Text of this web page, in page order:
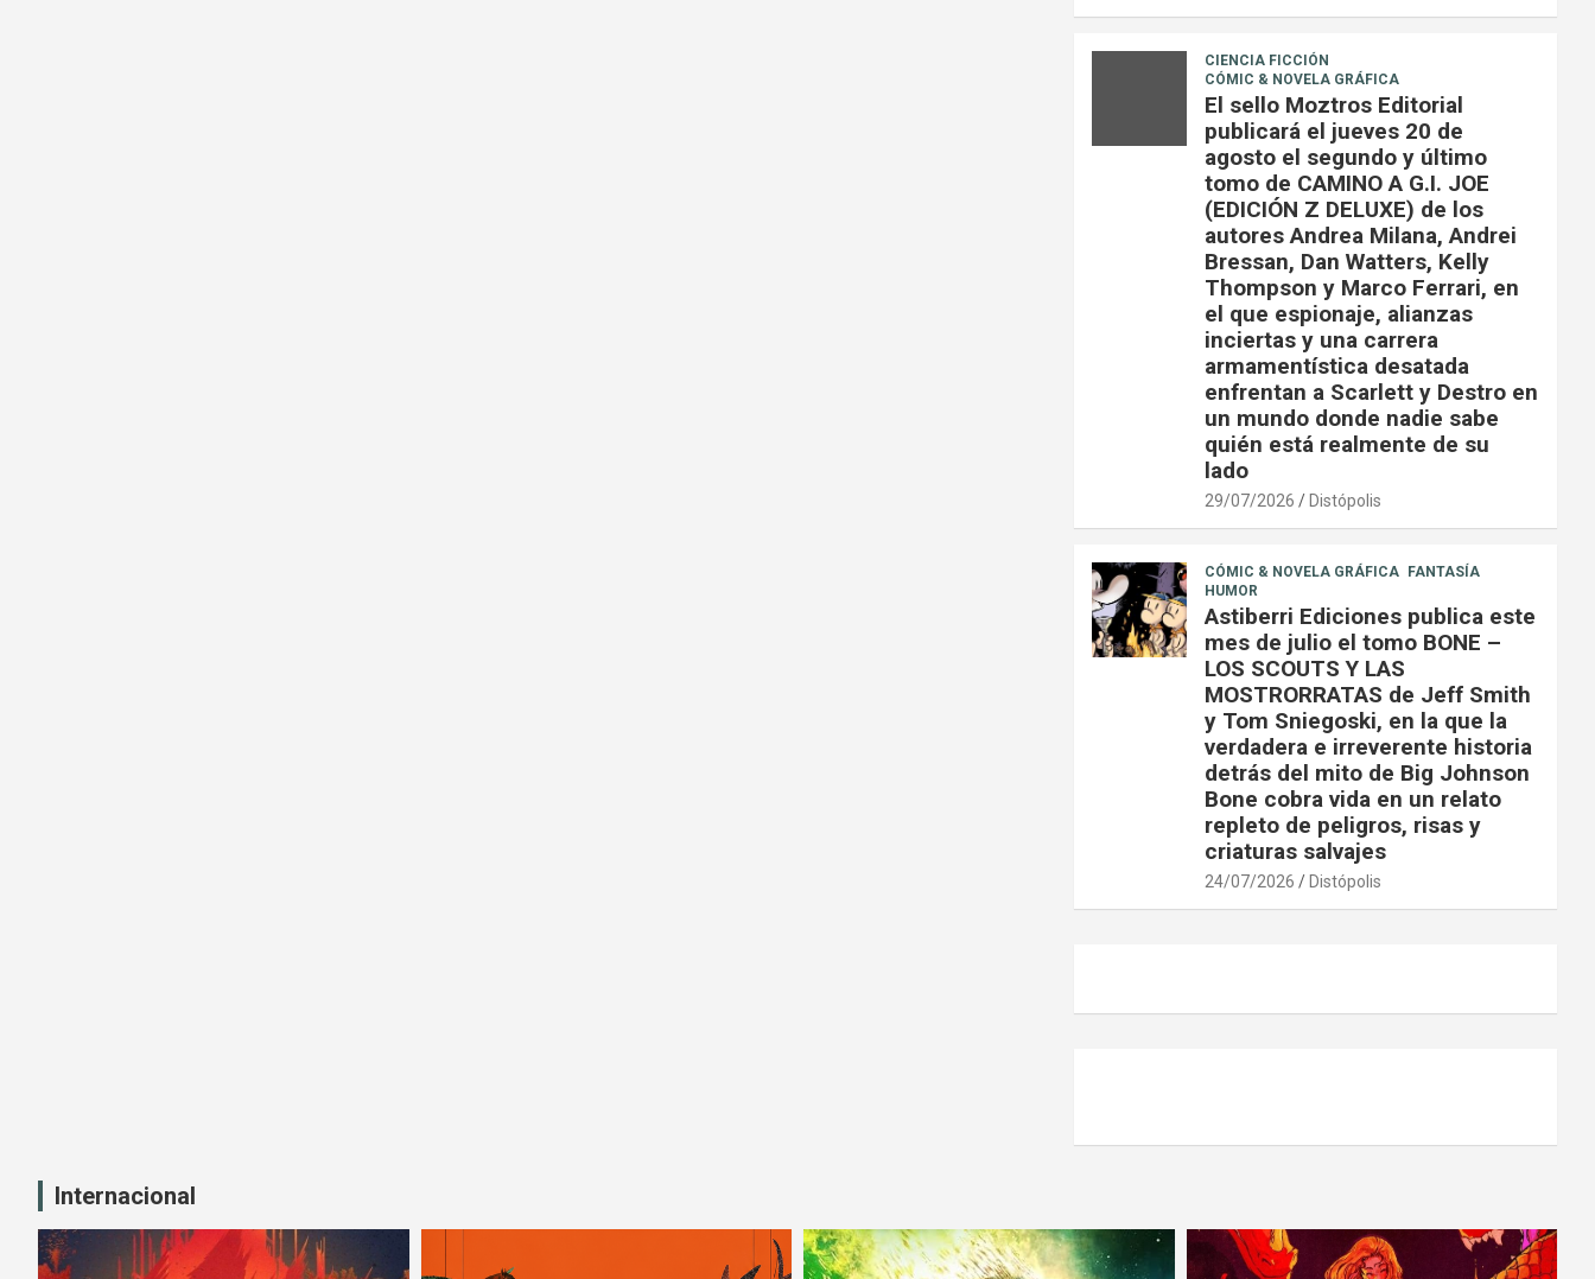
CIENCIA FICCIÓN
CÓMIC & NOVELA GRÁFICA
El sello Moztros Editorial
publicará el jueves 20 de
agosto el segundo y último
tomo de CAMINO A G.I. JOE
(EDICIÓN Z DELUXE) de los
autores Andrea Milana, Andrei
Bressan, Dan Watters, Kelly
Thompson y Marco Ferrari, en
el que espionaje, alianzas
inciertas y una carrera
armamentística desatada
enfrentan a Scarlett y Destro en
un mundo donde nadie sabe
quién está realmente de su
lado
29/07/2026 Distópolis
CÓMIC & NOVELA GRÁFICA
FANTASÍA
HUMOR
Astiberri Ediciones publica este
mes de julio el tomo BONE –
LOS SCOUTS Y LAS
MOSTRORRATAS de Jeff Smith
y Tom Sniegoski, en la que la
verdadera e irreverente historia
detrás del mito de Big Johnson
Bone cobra vida en un relato
repleto de peligros, risas y
criaturas salvajes
24/07/2026 Distópolis
Internacional